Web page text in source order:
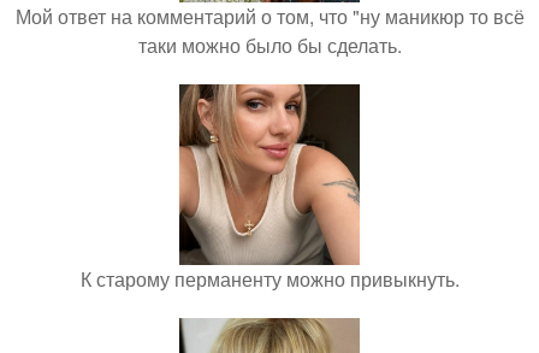
Мой ответ на комментарий о том, что "ну маникюр то всё
таки можно было бы сделать.
К старому перманенту можно привыкнуть.